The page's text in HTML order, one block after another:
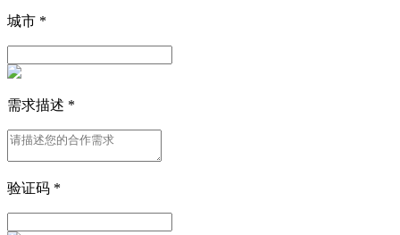
城市 *
需求描述 *
验证码 *